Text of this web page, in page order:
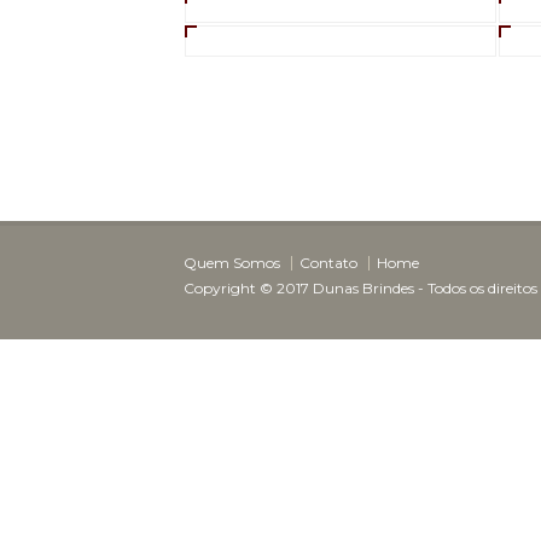
Quem Somos Contato
Home
Copyright © 2017 Dunas Brindes - Todos os direitos